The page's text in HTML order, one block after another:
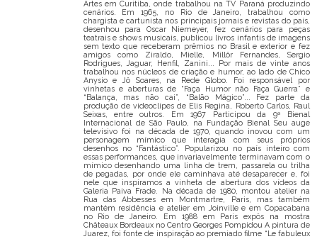
Artes em Curitiba, onde trabalhou na TV Paraná produzindo
cenários. Em 1965, no Rio de Janeiro, trabalhou como
chargista e cartunista nos principais jornais e revistas do país,
desenhou para Oscar Niemeyer, fez cenários para peças
teatrais e shows musicais, publicou livros infantis de imagens
sem texto que receberam prêmios no Brasil e exterior e fez
amigos como Ziraldo, Mielle, Millôr Fernandes, Sergio
Rodrigues, Jaguar, Henfil, Zanini... Por mais de vinte anos
trabalhou nos núcleos de criação e humor, ao lado de Chico
Anysio e Jô Soares, na Rede Globo. Foi responsável por
vinhetas e aberturas de “Faça Humor não Faça Guerra” e
“Balança, mas não cai”, “Balão Mágico”... Fez parte da
produção de videoclipes de Elis Regina, Roberto Carlos, Raul
Seixas, entre outros. Em 1967 Participou da 9ª Bienal
Internacional de São Paulo, na Fundação Bienal Seu auge
televisivo foi na década de 1970, quando inovou com um
personagem mímico que interagia com seus próprios
desenhos no “Fantástico”. Popularizou no país inteiro com
essas performances, que invariavelmente terminavam com o
mímico desenhando uma linha de trem, passarela ou trilha
de pegadas, por onde ele caminhava até desaparecer e, foi
nele que inspiramos a vinheta de abertura dos vídeos da
Galeria Paiva Frade. Na década de 1980, montou atelier na
Rua das Abbesses em Montmartre, Paris, mas também
mantém residência e atelier em Joinville e em Copacabana
no Rio de Janeiro. Em 1988 em Paris expôs na mostra
Châteaux Bordeaux no Centro Georges Pompidou A pintura de
Juarez, foi fonte de inspiração ao premiado filme “Le fabuleux